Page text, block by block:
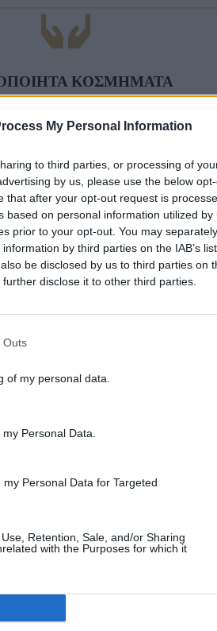
My Personal Information
to third parties, or processing of
by us, please use the below
that after your opt-out request is
based on personal information utilized by
prior to your opt-out. You may
by third parties on the IAB’s
be disclosed by us to third parties on
disclose it to other third parties.
Outs
of my personal data.
Personal Data.
Personal Data for Targeted
Retention, Sale, and/or Sharing
with the Purposes for which it
ΚΟΣΜΗΜΑΤΑ
ΜΕ ΑΣΦΑΛΕΙΑ
Τραπεζική Κατάθεση
Facebook-f